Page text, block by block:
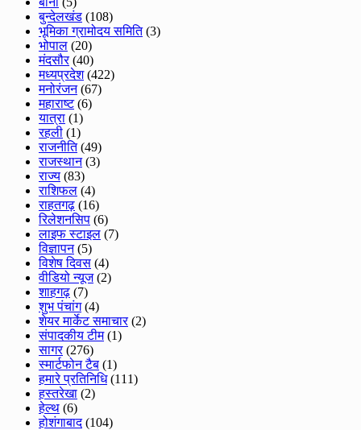
बुन्देलखंड (108)
भूमिका ग्रामोदय समिति(3)
भोपाल (20)
मंदसौर(40)
मध्यप्रदेश(422)
मनोरंजन(67)
महाराष्ट(6)
यात्रा (1)
रहली (1)
राजनीति(49)
राजस्थान(3)
राज्य (83)
राशिफल (4)
राहतगढ़ (16)
रिलेशनसिप (6)
लाइफ स्टाइल (7)
विज्ञापन(5)
विशेष दिवस (4)
वीडियो न्यूज(2)
शाहगढ़ (7)
शुभ पंचांग(4)
शेयर मार्केट समाचार(2)
संपादकीय टीम(1)
सागर(276)
स्मार्टफोन टैब (1)
हमारे प्रतिनिधि(111)
हस्तरेखा (2)
हेल्थ (6)
होशंगाबाद(104)